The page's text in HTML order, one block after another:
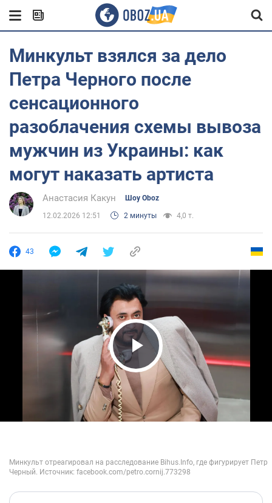
Минкульт взялся за дело
Петра Черного после
сенсационного
разоблачения схемы вывоза
мужчин из Украины: как
могут наказать артиста
Анастасия Какун Шоу Oboz
12.02.2026 12:51 2 минуты 4,0 т.
43
Play Video